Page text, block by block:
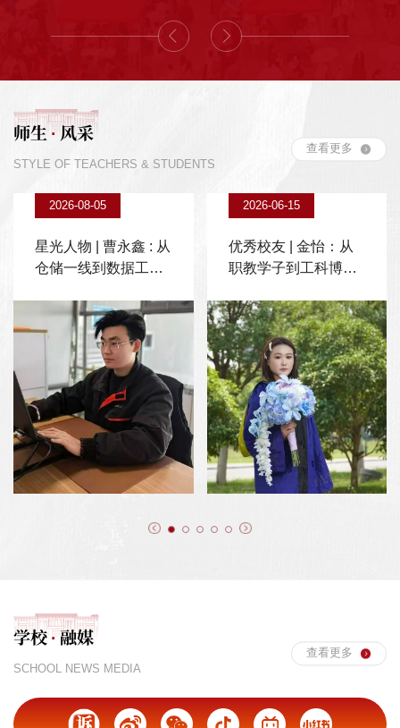
师生 ·风采
STYLE OF TEACHERS & STUDENTS
查看更多
2026-08-05
星光人物 | 曹永鑫 : 从
仓储一线到数据工程
2026-06-15
优秀校友 | 金怡：从
职教学子到工科博
诠释...
学校 ·融媒
SCHOOL NEWS MEDIA
查看更多